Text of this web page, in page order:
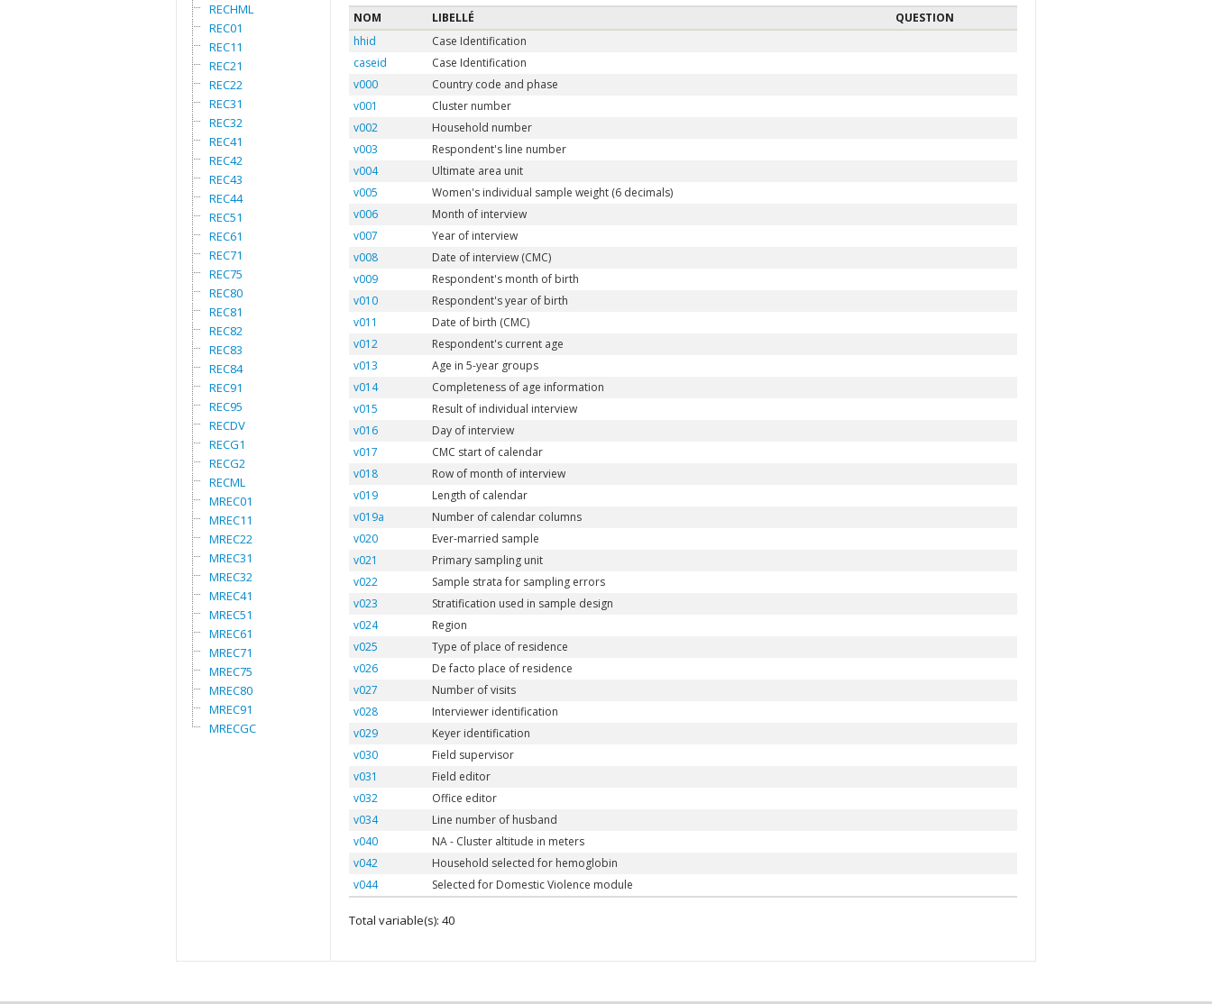
RECHML
REC01
REC11
REC21
REC22
REC31
REC32
REC41
REC42
REC43
REC44
REC51
REC61
REC71
REC75
REC80
REC81
REC82
REC83
REC84
REC91
REC95
RECDV
RECG1
RECG2
RECML
MREC01
MREC11
MREC22
MREC31
MREC32
MREC41
MREC51
MREC61
MREC71
MREC75
MREC80
MREC91
MRECGC
NOM LIBELLÉ
QUESTION
hhid
Case Identification
caseid
Case Identification
v000
Country code and phase
v001
Cluster number
v002
Household number
v003
Respondent's line number
v004
Ultimate area unit
v005
Women's individual sample weight (6 decimals)
v006
Month of interview
v007
Year of interview
v008
Date of interview (CMC)
v009
Respondent's month of birth
v010
Respondent's year of birth
v011
Date of birth (CMC)
v012
Respondent's current age
v013
Age in 5-year groups
v014
Completeness of age information
v015
Result of individual interview
v016
Day of interview
v017
CMC start of calendar
v018
Row of month of interview
v019
Length of calendar
v019a
Number of calendar columns
v020
Ever-married sample
v021
Primary sampling unit
v022
Sample strata for sampling errors
v023
Stratification used in sample design
v024
Region
v025
Type of place of residence
v026
De facto place of residence
v027
Number of visits
v028
Interviewer identification
v029
Keyer identification
v030
Field supervisor
v031
Field editor
v032
Office editor
v034
Line number of husband
v040
NA - Cluster altitude in meters
v042
Household selected for hemoglobin
v044
Selected for Domestic Violence module
Total variable(s): 40